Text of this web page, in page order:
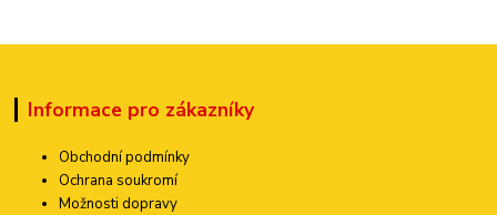
Informace pro zákazníky
Obchodní podmínky
Ochrana soukromí
Možnosti dopravy